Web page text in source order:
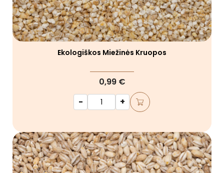
Ekologiškos Miežinės Kruopos
0,99 €
-
+